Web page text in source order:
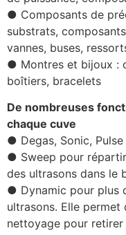
● Composants de
substrats,
vannes, buses,
● Montres et bijoux :
boîtiers, bracelets
De nombreuses
chaque cuve
● Degas, Sonic, Pulse
● Sweep pour
des ultrasons dans le
● Dynamic pour plus
ultrasons. Elle permet
nettoyage pour retirer